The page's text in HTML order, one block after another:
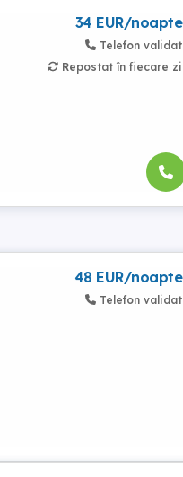
34 EUR/noapte
Telefon validat
Repostat în fiecare zi
48 EUR/noapte
Telefon validat